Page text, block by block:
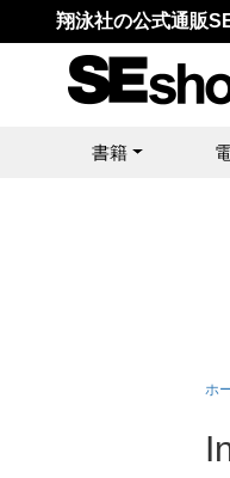
翔泳社の公式通販
書籍
ホ